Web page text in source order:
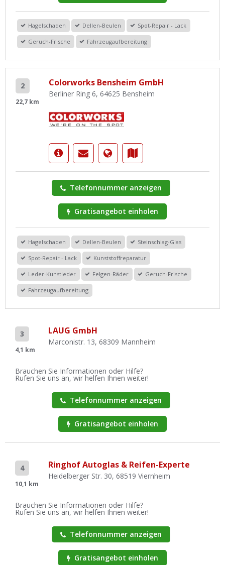
Hagelschaden Dellen-Beulen Spot-Repair - Lack
Geruch-Frische Fahrzeugaufbereitung
2
22,7 km
Colorworks Bensheim GmbH
Berliner Ring 6, 64625 Bensheim
Telefonnummer anzeigen
Gratisangebot einholen
Hagelschaden Dellen-Beulen Steinschlag-Glas
Spot-Repair - Lack Kunststoffreparatur
Leder-Kunstleder Felgen-Räder Geruch-Frische
Fahrzeugaufbereitung
3
4,1 km
LAUG GmbH
Marconistr. 13, 68309 Mannheim
Brauchen Sie Informationen oder Hilfe?
Rufen Sie uns an, wir helfen Ihnen weiter!
Telefonnummer anzeigen
Gratisangebot einholen
4
10,1 km
Ringhof Autoglas & Reifen-Experte
Heidelberger Str. 30, 68519 Viernheim
Brauchen Sie Informationen oder Hilfe?
Rufen Sie uns an, wir helfen Ihnen weiter!
Telefonnummer anzeigen
Gratisangebot einholen